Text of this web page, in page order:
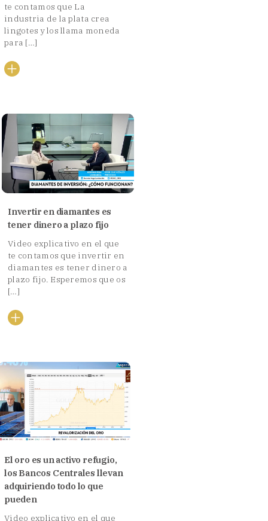
te contamos que La
industria de la plata crea
lingotes y los llama moneda
para […]
Invertir en diamantes es
tener dinero a plazo fijo
Video explicativo en el que
te contamos que invertir en
diamantes es tener dinero a
plazo fijo. Esperemos que os
[…]
El oro es un activo refugio,
los Bancos Centrales llevan
adquiriendo todo lo que
pueden
Video explicativo en el que